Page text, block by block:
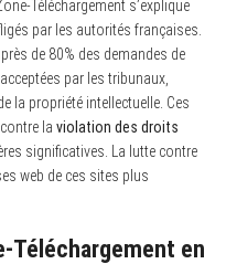
Téléchargement s’explique
par les autorités françaises.
de 80% des demandes de
par les tribunaux,
la propriété intellectuelle. Ces
la violation des droits
significatives. La lutte contre
web de ces sites plus
Téléchargement en